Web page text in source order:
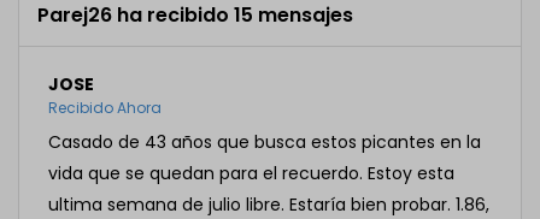
Parej26 ha recibido 15 mensajes
JOSE
Recibido Ahora
Casado de 43 años que busca estos picantes en la
vida que se quedan para el recuerdo. Estoy esta
ultima semana de julio libre. Estaría bien probar. 1.86,